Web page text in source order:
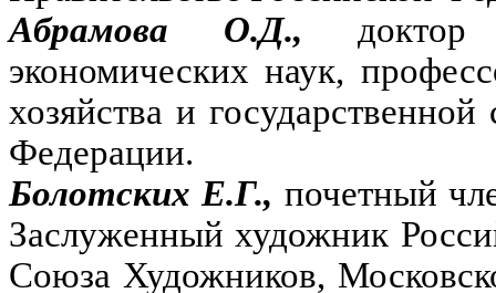
Абрамова О.Д.,
экономических наук,
хозяйства и
Федерации.
Болотских Е.Г., почетный
Заслуженный художник
Союза Художников,